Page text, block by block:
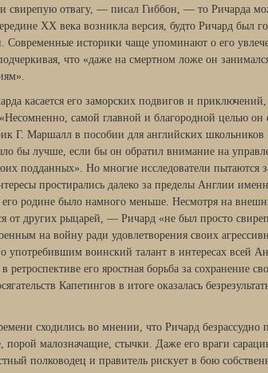
свирепую отвагу, — писал Гиббон, — то Ричарда
XX века возникла версия, будто Ричард был
Современные историки чаще упоминают о его
что «даже на смертном ложе он
касается его заморских подвигов и
самой главной и благородной целью он
Г. Маршалл в пособии для английских школьников
бы лучше, если бы он обратил внимание на
подданных». Но многие исследователи пытаются
простирались далеко за пределы Англии
его родине было намного меньше. Несмотря на
от других рыцарей, — Ричард «не был просто
на войну ради удовлетворения своих
употребившим воинский талант в интересах всей
ретроспективе его яростная борьба за сохранение
Капетингов в итоге оказалась
сходились во мнении, что Ричард безрассудно
порой малозначащие, стычки. Даже его враги
полководец и правитель рискует в бою